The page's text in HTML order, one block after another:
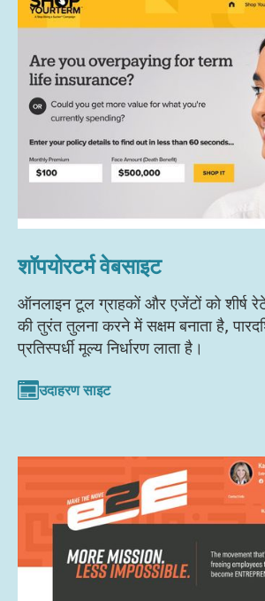
शॉपयोरटर्म वेबसाइट
ऑनलाइन टूल ग्राहकों और एजेंटों को शीर्ष
की तुरंत तुलना करने में सक्षम बनाता है,
प्रतिस्पर्धी मूल्य निर्धारण लाता है।
उदाहरण साइट